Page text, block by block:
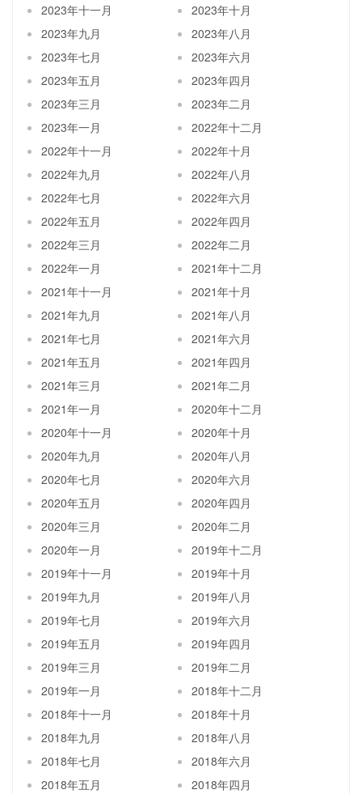
2023年十一月
2023年十月
2023年九月
2023年八月
2023年七月
2023年六月
2023年五月
2023年四月
2023年三月
2023年二月
2023年一月
2022年十二月
2022年十一月
2022年十月
2022年九月
2022年八月
2022年七月
2022年六月
2022年五月
2022年四月
2022年三月
2022年二月
2022年一月
2021年十二月
2021年十一月
2021年十月
2021年九月
2021年八月
2021年七月
2021年六月
2021年五月
2021年四月
2021年三月
2021年二月
2021年一月
2020年十二月
2020年十一月
2020年十月
2020年九月
2020年八月
2020年七月
2020年六月
2020年五月
2020年四月
2020年三月
2020年二月
2020年一月
2019年十二月
2019年十一月
2019年十月
2019年九月
2019年八月
2019年七月
2019年六月
2019年五月
2019年四月
2019年三月
2019年二月
2019年一月
2018年十二月
2018年十一月
2018年十月
2018年九月
2018年八月
2018年七月
2018年六月
2018年五月
2018年四月